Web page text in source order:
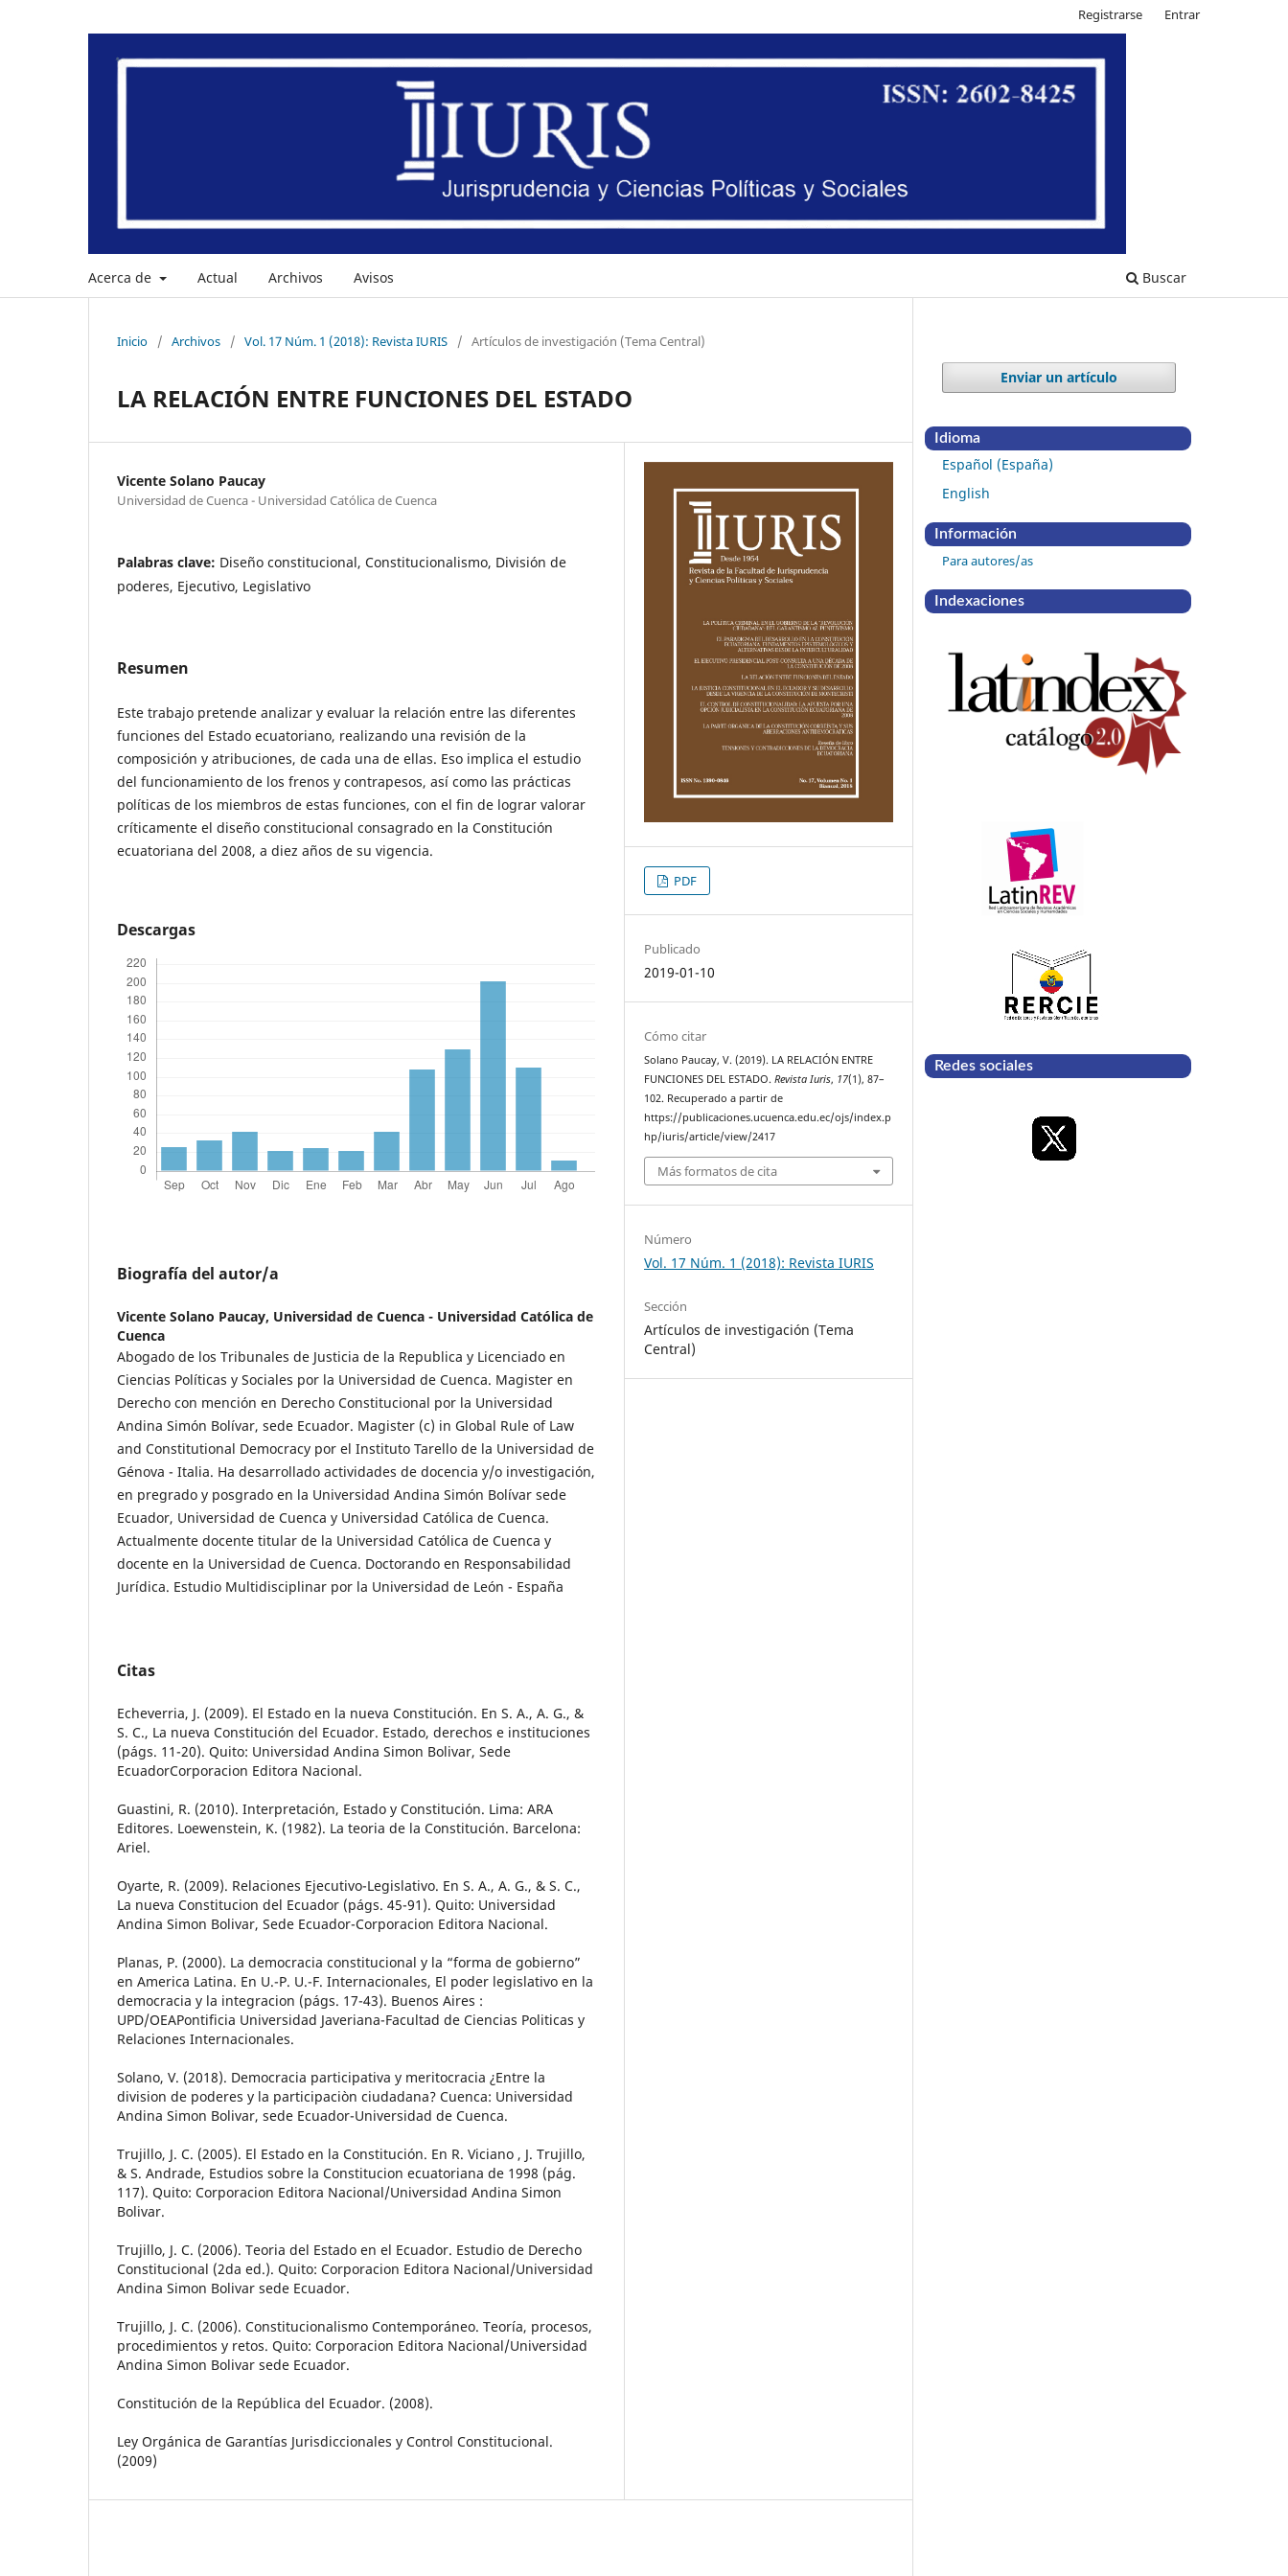
Acerca de Actual Archivos Avisos Buscar
Registrarse Entrar
Inicio / Archivos / Vol. 17 Núm. 1 (2018): Revista IURIS / Artículos de investigación (Tema Central)
LA RELACIÓN ENTRE FUNCIONES DEL ESTADO
Vicente Solano Paucay
Universidad de Cuenca - Universidad Católica de Cuenca
Palabras clave: Diseño constitucional, Constitucionalismo, División de
poderes, Ejecutivo, Legislativo
Resumen
Este trabajo pretende analizar y evaluar la relación entre las diferentes
funciones del Estado ecuatoriano, realizando una revisión de la
composición y atribuciones, de cada una de ellas. Eso implica el estudio
del funcionamiento de los frenos y contrapesos, así como las prácticas
políticas de los miembros de estas funciones, con el fin de lograr valorar
críticamente el diseño constitucional consagrado en la Constitución
ecuatoriana del 2008, a diez años de su vigencia.
Descargas
Biografía del autor/a
Vicente Solano Paucay, Universidad de Cuenca - Universidad Católica de
Cuenca
Abogado de los Tribunales de Justicia de la Republica y Licenciado en
Ciencias Políticas y Sociales por la Universidad de Cuenca. Magister en
Derecho con mención en Derecho Constitucional por la Universidad
Andina Simón Bolívar, sede Ecuador. Magister (c) in Global Rule of Law
and Constitutional Democracy por el Instituto Tarello de la Universidad de
Génova - Italia. Ha desarrollado actividades de docencia y/o investigación,
en pregrado y posgrado en la Universidad Andina Simón Bolívar sede
Ecuador, Universidad de Cuenca y Universidad Católica de Cuenca.
Actualmente docente titular de la Universidad Católica de Cuenca y
docente en la Universidad de Cuenca. Doctorando en Responsabilidad
Jurídica. Estudio Multidisciplinar por la Universidad de León - España
Citas
Echeverria, J. (2009). El Estado en la nueva Constitución. En S. A., A. G., &
S. C., La nueva Constitución del Ecuador. Estado, derechos e instituciones
(págs. 11-20). Quito: Universidad Andina Simon Bolivar, Sede
EcuadorCorporacion Editora Nacional.
Guastini, R. (2010). Interpretación, Estado y Constitución. Lima: ARA
Editores. Loewenstein, K. (1982). La teoria de la Constitución. Barcelona:
Ariel.
Oyarte, R. (2009). Relaciones Ejecutivo-Legislativo. En S. A., A. G., & S. C.,
La nueva Constitucion del Ecuador (págs. 45-91). Quito: Universidad
Andina Simon Bolivar, Sede Ecuador-Corporacion Editora Nacional.
Planas, P. (2000). La democracia constitucional y la “forma de gobierno”
en America Latina. En U.-P. U.-F. Internacionales, El poder legislativo en la
democracia y la integracion (págs. 17-43). Buenos Aires :
UPD/OEAPontificia Universidad Javeriana-Facultad de Ciencias Politicas y
Relaciones Internacionales.
Solano, V. (2018). Democracia participativa y meritocracia ¿Entre la
division de poderes y la participaciòn ciudadana? Cuenca: Universidad
Andina Simon Bolivar, sede Ecuador-Universidad de Cuenca.
Trujillo, J. C. (2005). El Estado en la Constitución. En R. Viciano , J. Trujillo,
& S. Andrade, Estudios sobre la Constitucion ecuatoriana de 1998 (pág.
117). Quito: Corporacion Editora Nacional/Universidad Andina Simon
Bolivar.
Trujillo, J. C. (2006). Teoria del Estado en el Ecuador. Estudio de Derecho
Constitucional (2da ed.). Quito: Corporacion Editora Nacional/Universidad
Andina Simon Bolivar sede Ecuador.
Trujillo, J. C. (2006). Constitucionalismo Contemporáneo. Teoría, procesos,
procedimientos y retos. Quito: Corporacion Editora Nacional/Universidad
Andina Simon Bolivar sede Ecuador.
Constitución de la República del Ecuador. (2008).
Ley Orgánica de Garantías Jurisdiccionales y Control Constitucional.
(2009)
PDF
Publicado
2019-01-10
Cómo citar
Solano Paucay, V. (2019). LA RELACIÓN ENTRE
FUNCIONES DEL ESTADO.Revista Iuris, 17(1), 87–
102. Recuperado a partir de
https://publicaciones.ucuenca.edu.ec/ojs/index.p
hp/iuris/article/view/2417
Más formatos de cita
Número
Vol. 17 Núm. 1 (2018): Revista IURIS
Sección
Artículos de investigación (Tema
Central)
Enviar un artículo
Idioma
Español (España)
English
Información
Para autores/as
Indexaciones
Redes sociales